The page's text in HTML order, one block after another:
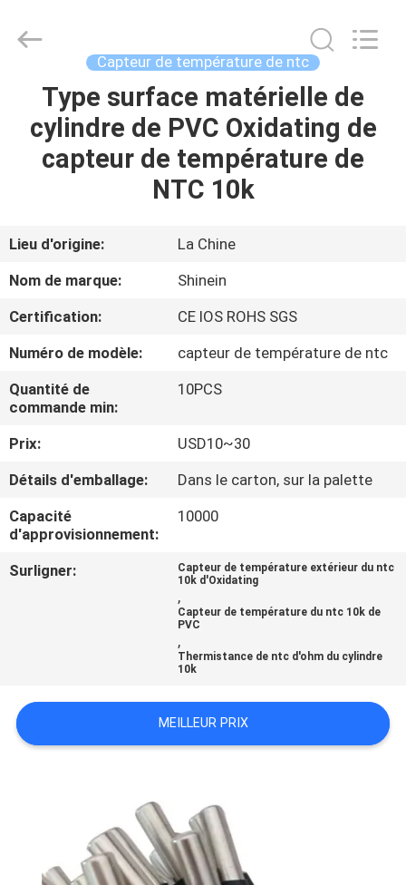
MAISON
PRODUITS
SUJET
DE
NOUS
VISITE
D'USINE
CONTRÔLE
DE
QUALITÉ
CONTACTEZ-
DEMANDEZ
UNE
SHOW
Electornics
Technology
Capteur de température de ntc
Type surface matérielle de
cylindre de PVC Oxidating de
capteur de température de
NTC 10k
Lieu d'origine:
La Chine
Nom de marque:
Shinein
Certification:
CE IOS ROHS SGS
Numéro de modèle:
capteur de température de ntc
Quantité de
commande min:
10PCS
Prix:
USD10~30
Détails d'emballage:
Dans le carton, sur la palette
Capacité
d'approvisionnement:
10000
Surligner:
Capteur de température extérieur du ntc
10k d'Oxidating
,
Capteur de température du ntc 10k de
PVC
,
Thermistance de ntc d'ohm du cylindre
10k
MEILLEUR PRIX